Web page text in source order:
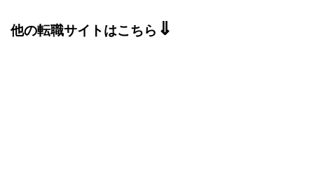
他の転職サイトはこちら ⇓